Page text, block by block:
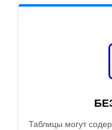
Таблицы могут